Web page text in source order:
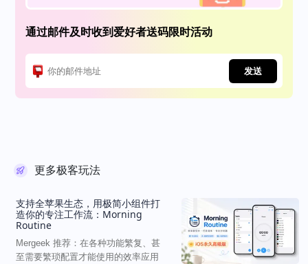
通过邮件及时收到爱好者送码限时活动
发送
更多极客玩法
支持全苹果生态，用极简小组件打
造你的专注工作流：Morning
Routine
Mergeek 推荐：在各种功能繁复、甚
至需要繁琐配置才能使用的效率应用